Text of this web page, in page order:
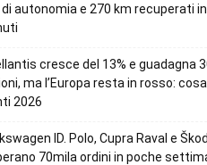
autonomia e 270 km recuperati
cresce del 13% e guadagna
ma l’Europa resta in rosso:
2026
ID. Polo, Cupra Raval e
70mila ordini in poche